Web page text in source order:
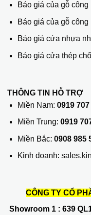
Báo giá của gỗ công
Báo giá của gỗ
Báo giá cửa nhựa
Báo giá cửa thép
THÔNG TIN HỖ TRỢ
Miền Nam: 0919 707
Miền Trung: 0919
Miền Bắc: 0908 985
Kinh doanh:
CÔNG TY CỔ
Showroom 1: 639